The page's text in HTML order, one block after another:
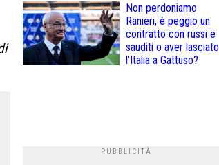
Non perdoniamo
Ranieri, è peggio un
contratto con russi e
sauditi o aver lasciato
l’Italia a Gattuso?